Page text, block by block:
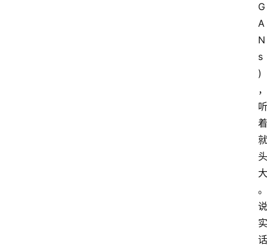
G
A
N
s
)
，
听
着
就
头
大
。
说
实
话